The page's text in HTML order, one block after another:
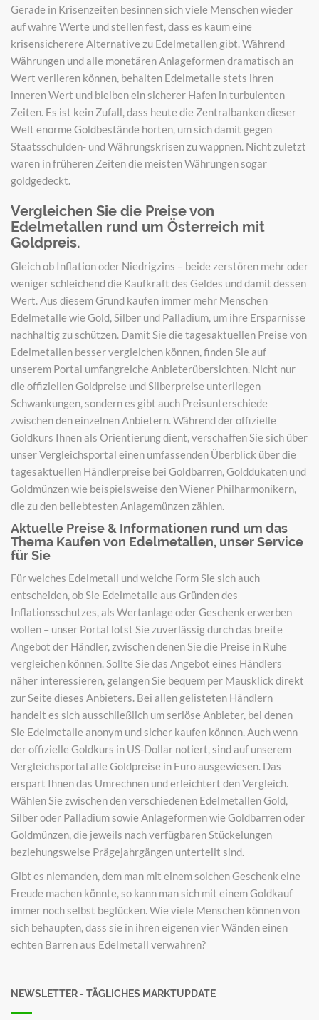
Gerade in Krisenzeiten besinnen sich viele Menschen wieder
auf wahre Werte und stellen fest, dass es kaum eine
krisensicherere Alternative zu Edelmetallen gibt. Während
Währungen und alle monetären Anlageformen dramatisch an
Wert verlieren können, behalten Edelmetalle stets ihren
inneren Wert und bleiben ein sicherer Hafen in turbulenten
Zeiten. Es ist kein Zufall, dass heute die Zentralbanken dieser
Welt enorme Goldbestände horten, um sich damit gegen
Staatsschulden- und Währungskrisen zu wappnen. Nicht zuletzt
waren in früheren Zeiten die meisten Währungen sogar
goldgedeckt.
Vergleichen Sie die Preise von
Edelmetallen rund um Österreich mit
Goldpreis.
Gleich ob Inflation oder Niedrigzins – beide zerstören mehr oder
weniger schleichend die Kaufkraft des Geldes und damit dessen
Wert. Aus diesem Grund kaufen immer mehr Menschen
Edelmetalle wie Gold, Silber und Palladium, um ihre Ersparnisse
nachhaltig zu schützen. Damit Sie die tagesaktuellen Preise von
Edelmetallen besser vergleichen können, finden Sie auf
unserem Portal umfangreiche Anbieterübersichten. Nicht nur
die offiziellen Goldpreise und Silberpreise unterliegen
Schwankungen, sondern es gibt auch Preisunterschiede
zwischen den einzelnen Anbietern. Während der offizielle
Goldkurs Ihnen als Orientierung dient, verschaffen Sie sich über
unser Vergleichsportal einen umfassenden Überblick über die
tagesaktuellen Händlerpreise bei Goldbarren, Golddukaten und
Goldmünzen wie beispielsweise den Wiener Philharmonikern,
die zu den beliebtesten Anlagemünzen zählen.
Aktuelle Preise & Informationen rund um das
Thema Kaufen von Edelmetallen, unser Service
für Sie
Für welches Edelmetall und welche Form Sie sich auch
entscheiden, ob Sie Edelmetalle aus Gründen des
Inflationsschutzes, als Wertanlage oder Geschenk erwerben
wollen – unser Portal lotst Sie zuverlässig durch das breite
Angebot der Händler, zwischen denen Sie die Preise in Ruhe
vergleichen können. Sollte Sie das Angebot eines Händlers
näher interessieren, gelangen Sie bequem per Mausklick direkt
zur Seite dieses Anbieters. Bei allen gelisteten Händlern
handelt es sich ausschließlich um seriöse Anbieter, bei denen
Sie Edelmetalle anonym und sicher kaufen können. Auch wenn
der offizielle Goldkurs in US-Dollar notiert, sind auf unserem
Vergleichsportal alle Goldpreise in Euro ausgewiesen. Das
erspart Ihnen das Umrechnen und erleichtert den Vergleich.
Wählen Sie zwischen den verschiedenen Edelmetallen Gold,
Silber oder Palladium sowie Anlageformen wie Goldbarren oder
Goldmünzen, die jeweils nach verfügbaren Stückelungen
beziehungsweise Prägejahrgängen unterteilt sind.
Gibt es niemanden, dem man mit einem solchen Geschenk eine
Freude machen könnte, so kann man sich mit einem Goldkauf
immer noch selbst beglücken. Wie viele Menschen können von
sich behaupten, dass sie in ihren eigenen vier Wänden einen
echten Barren aus Edelmetall verwahren?
NEWSLETTER - TÄGLICHES MARKTUPDATE